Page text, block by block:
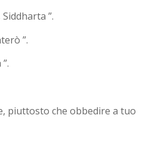
”.
”.
piuttosto che obbedire a tuo